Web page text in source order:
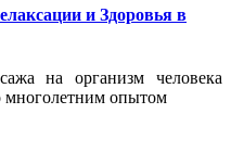
и Здоровья в
на организм человека
многолетним опытом